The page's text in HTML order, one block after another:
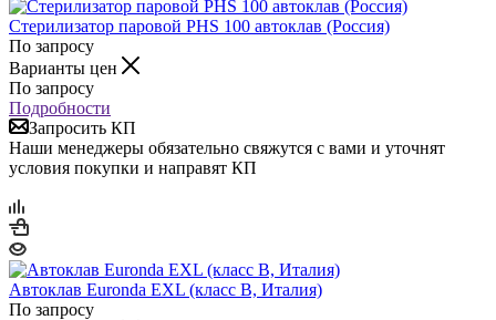
Стерилизатор паровой PHS 100 автоклав (Россия)
По запросу
Варианты цен
По запросу
Подробности
Запросить КП
Наши менеджеры обязательно свяжутся с вами и уточнят
условия покупки и направят КП
Автоклав Euronda EXL (класс B, Италия)
По запросу